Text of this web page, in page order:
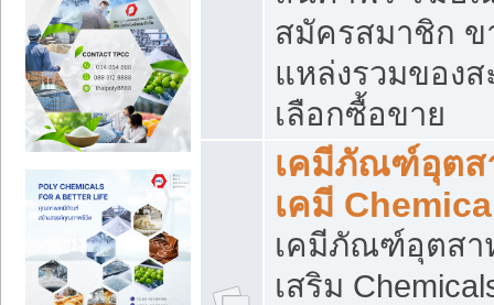
สมัครสมาชิก ข
แหล่งรวมของ
เลือกซื้อขาย
เคมีภัณฑ์อุตส
เคมี
เคมีภัณฑ์อุตสา
เสริม